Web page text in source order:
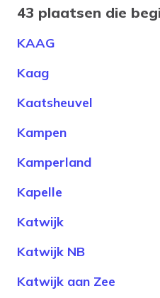
43 plaatsen die
KAAG
Kaag
Kaatsheuvel
Kampen
Kamperland
Kapelle
Katwijk
Katwijk NB
Katwijk aan Zee